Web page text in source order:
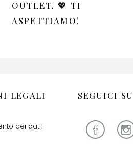
OUTLET. 💖 TI
ASPETTIAMO!
LEGALI
dei dati:
SEGUICI SU